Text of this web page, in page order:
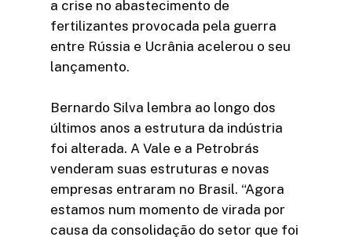
a crise no abastecimento de
fertilizantes provocada pela guerra
entre Rússia e Ucrânia acelerou o seu
lançamento.
Bernardo Silva lembra ao longo dos
últimos anos a estrutura da indústria
foi alterada. A Vale e a Petrobrás
venderam suas estruturas e novas
empresas entraram no Brasil. “Agora
estamos num momento de virada por
causa da consolidação do setor que foi